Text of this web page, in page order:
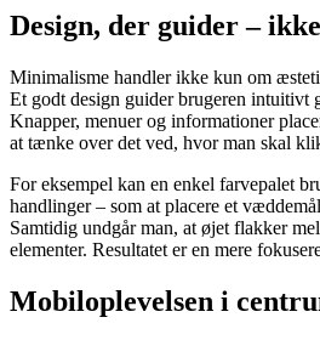
Design, der guider –
Minimalisme handler ikke kun om
Et godt design guider brugeren intuitivt
Knapper, menuer og informationer
at tænke over det ved, hvor man skal
For eksempel kan en enkel farvepalet
handlinger – som at placere et
Samtidig undgår man, at øjet flakker
elementer. Resultatet er en mere
Mobiloplevelsen i